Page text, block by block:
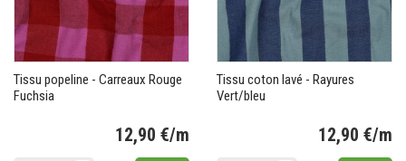
Tissu popeline - Carreaux Rouge
Fuchsia
12,90 €/m
Tissu coton lavé - Rayures
Vert/bleu
12,90 €/m